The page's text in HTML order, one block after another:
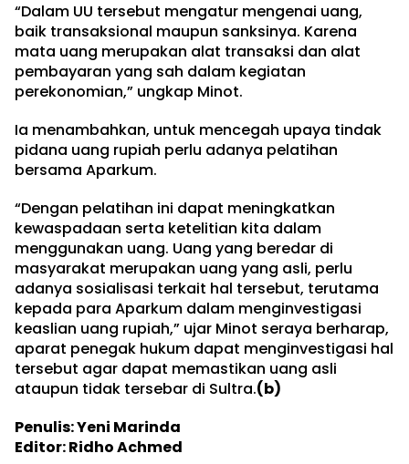
“Dalam UU tersebut mengatur mengenai uang,
baik transaksional maupun sanksinya. Karena
mata uang merupakan alat transaksi dan alat
pembayaran yang sah dalam kegiatan
perekonomian,” ungkap Minot.
Ia menambahkan, untuk mencegah upaya tindak
pidana uang rupiah perlu adanya pelatihan
bersama Aparkum.
“Dengan pelatihan ini dapat meningkatkan
kewaspadaan serta ketelitian kita dalam
menggunakan uang. Uang yang beredar di
masyarakat merupakan uang yang asli, perlu
adanya sosialisasi terkait hal tersebut, terutama
kepada para Aparkum dalam menginvestigasi
keaslian uang rupiah,” ujar Minot seraya berharap,
aparat penegak hukum dapat menginvestigasi hal
tersebut agar dapat memastikan uang asli
ataupun tidak tersebar di Sultra.(b)
Penulis: Yeni Marinda
Editor: Ridho Achmed